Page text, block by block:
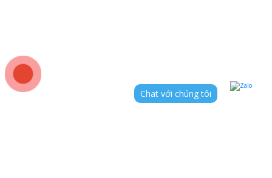
Chat với chúng tôi